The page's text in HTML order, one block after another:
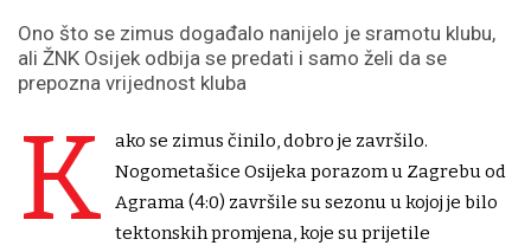
Ono što se zimus događalo nanijelo je sramotu klubu,
ali ŽNK Osijek odbija se predati i samo želi da se
prepozna vrijednost kluba
K
ako se zimus činilo, dobro je završilo.
Nogometašice Osijeka porazom u Zagrebu od
Agrama (4:0) završile su sezonu u kojoj je bilo
tektonskih promjena, koje su prijetile